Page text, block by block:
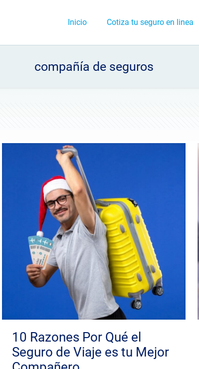
Inicio Cotiza tu seguro en linea
compañía de seguros
10 Razones Por Qué el
Seguro de Viaje es tu Mejor